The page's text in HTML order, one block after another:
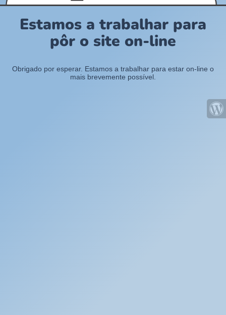
Estamos a trabalhar para
pôr o site on-line
Obrigado por esperar. Estamos a trabalhar para estar on-line o
mais brevemente possível.